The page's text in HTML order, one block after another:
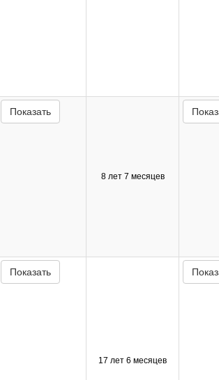
Показать
8 лет 7 месяцев
Показать
17 лет 6 месяцев